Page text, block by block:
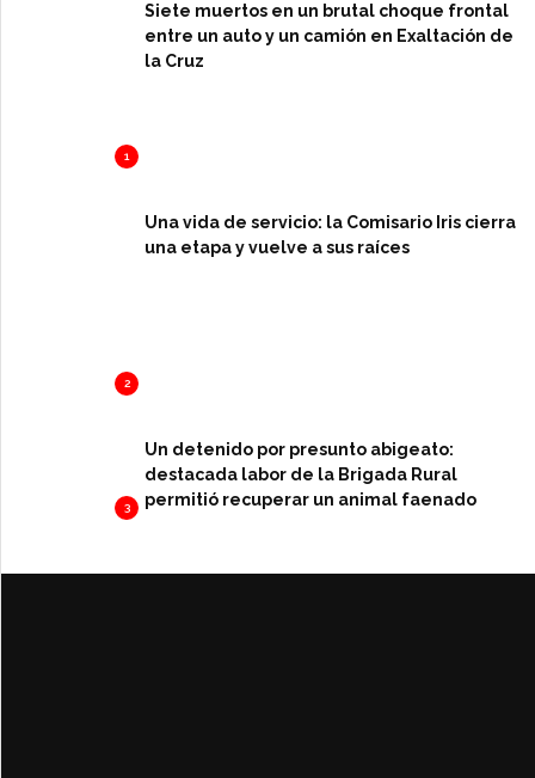
1
Siete muertos en un brutal choque frontal
entre un auto y un camión en Exaltación de
la Cruz
2
Una vida de servicio: la Comisario Iris cierra
una etapa y vuelve a sus raíces
3
Un detenido por presunto abigeato:
destacada labor de la Brigada Rural
permitió recuperar un animal faenado